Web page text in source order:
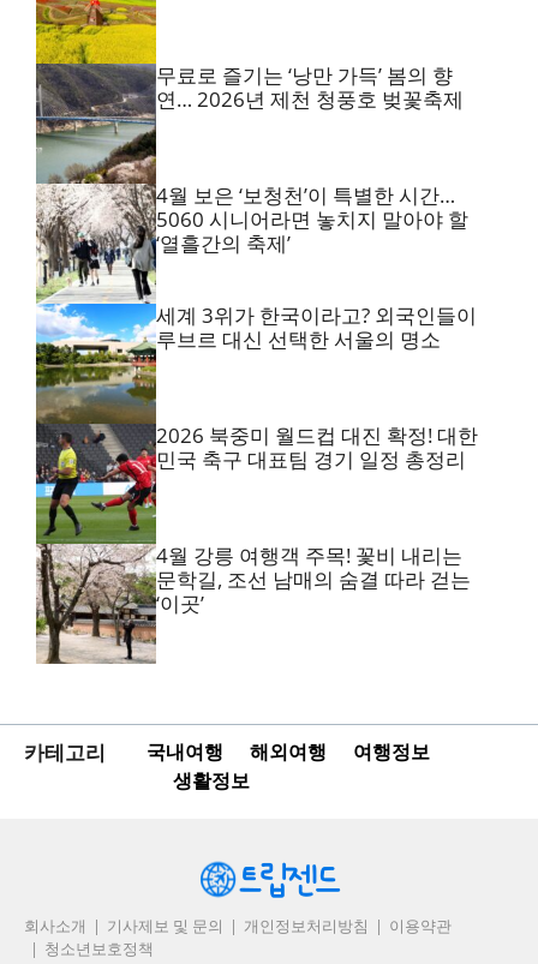
무료로 즐기는 ‘낭만 가득’ 봄의 향
연… 2026년 제천 청풍호 벚꽃축제
4월 보은 ‘보청천’이 특별한 시간…
5060 시니어라면 놓치지 말아야 할
‘열흘간의 축제’
세계 3위가 한국이라고? 외국인들이
루브르 대신 선택한 서울의 명소
2026 북중미 월드컵 대진 확정! 대한
민국 축구 대표팀 경기 일정 총정리
4월 강릉 여행객 주목! 꽃비 내리는
문학길, 조선 남매의 숨결 따라 걷는
‘이곳’
카테고리 국내여행 해외여행
여행정보
생활정보
회사소개 기사제보 및 문의 개인정보처리방침
이용약관
청소년보호정책